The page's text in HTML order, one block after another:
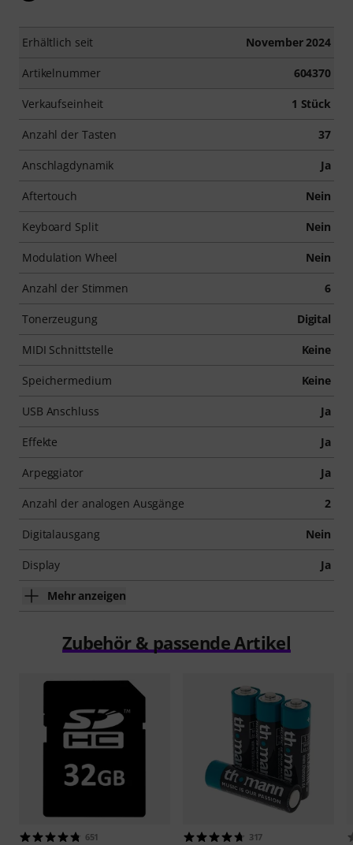
Erhältlich seit November 2024
Artikelnummer 604370
Verkaufseinheit 1 Stück
Anzahl der Tasten 37
Anschlagdynamik Ja
Aftertouch Nein
Keyboard Split Nein
Modulation Wheel Nein
Anzahl der Stimmen 6
Tonerzeugung Digital
MIDI Schnittstelle Keine
Speichermedium Keine
USB Anschluss Ja
Effekte Ja
Arpeggiator Ja
Anzahl der analogen Ausgänge 2
Digitalausgang Nein
Display Ja
Mehr anzeigen
Zubehör & passende Artikel
651 317